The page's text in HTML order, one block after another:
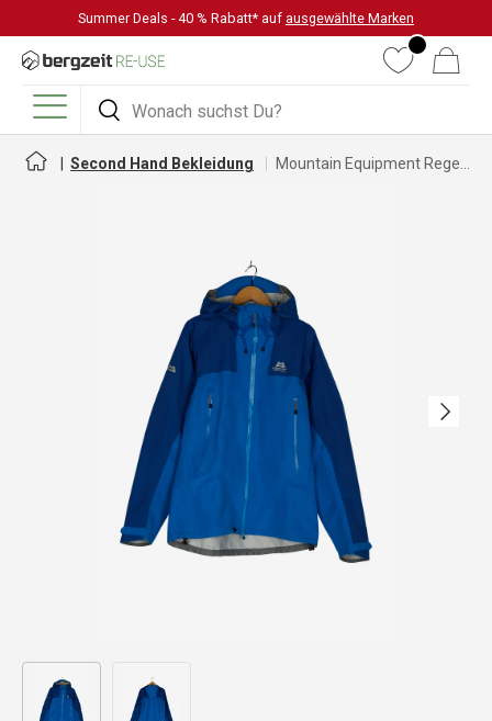
DIREKT ZUM INHALT
Summer Deals - 40 % Rabatt* auf ausgewählte Marken
Suchen
Suchen
WunschlisteWarenkorb
Menü
Second Hand Bekleidung
Nächste